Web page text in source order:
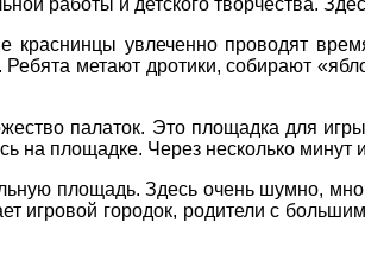
работы и детского творчества.
краснинцы увлеченно проводят
метают дротики, собирают
палаток. Это площадка для
на площадке. Через несколько минут
площадь. Здесь очень шумно,
игровой городок, родители с